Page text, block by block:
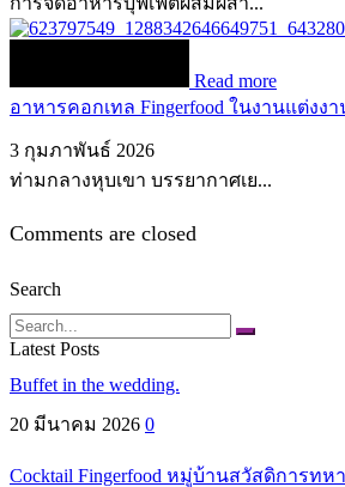
Read more
อาหารคอกเทล Fingerfood ในงานแต่งงา
3 กุมภาพันธ์ 2026
ท่ามกลางหุบเขา บรรยากาศเย...
Comments are closed
Search
Search
Latest Posts
Buffet in the wedding.
20 มีนาคม 2026 0
Cocktail Fingerfood หมู่บ้านสวัสดิการทห